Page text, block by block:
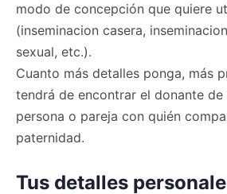
modo de concepción que quiere
(inseminacion casera,
sexual, etc.).
Cuanto más detalles ponga, más
tendrá de encontrar el donante de
persona o pareja con quién
paternidad.
Tus detalles